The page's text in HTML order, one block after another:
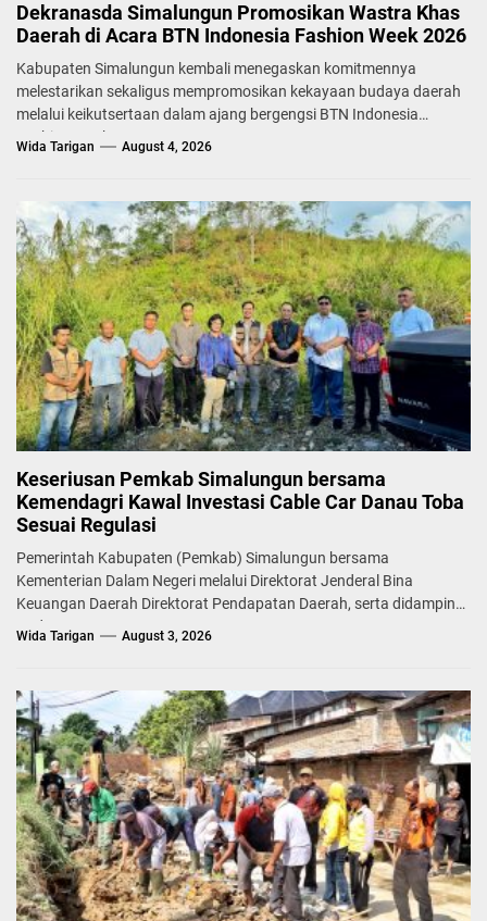
Dekranasda Simalungun Promosikan Wastra Khas
Daerah di Acara BTN Indonesia Fashion Week 2026
Kabupaten Simalungun kembali menegaskan komitmennya
melestarikan sekaligus mempromosikan kekayaan budaya daerah
melalui keikutsertaan dalam ajang bergengsi BTN Indonesia
Fashion Week...
Wida Tarigan August 4, 2026
Keseriusan Pemkab Simalungun bersama
Kemendagri Kawal Investasi Cable Car Danau Toba
Sesuai Regulasi
Pemerintah Kabupaten (Pemkab) Simalungun bersama
Kementerian Dalam Negeri melalui Direktorat Jenderal Bina
Keuangan Daerah Direktorat Pendapatan Daerah, serta didampingi
Badan...
Wida Tarigan August 3, 2026